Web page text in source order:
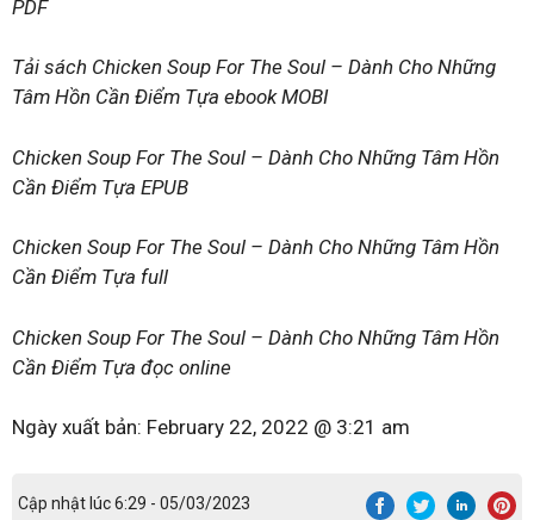
PDF
Tải sách Chicken Soup For The Soul – Dành Cho Những
Tâm Hồn Cần Điểm Tựa ebook MOBI
Chicken Soup For The Soul – Dành Cho Những Tâm Hồn
Cần Điểm Tựa EPUB
Chicken Soup For The Soul – Dành Cho Những Tâm Hồn
Cần Điểm Tựa full
Chicken Soup For The Soul – Dành Cho Những Tâm Hồn
Cần Điểm Tựa đọc online
Ngày xuất bản: February 22, 2022 @ 3:21 am
Cập nhật lúc 6:29 - 05/03/2023